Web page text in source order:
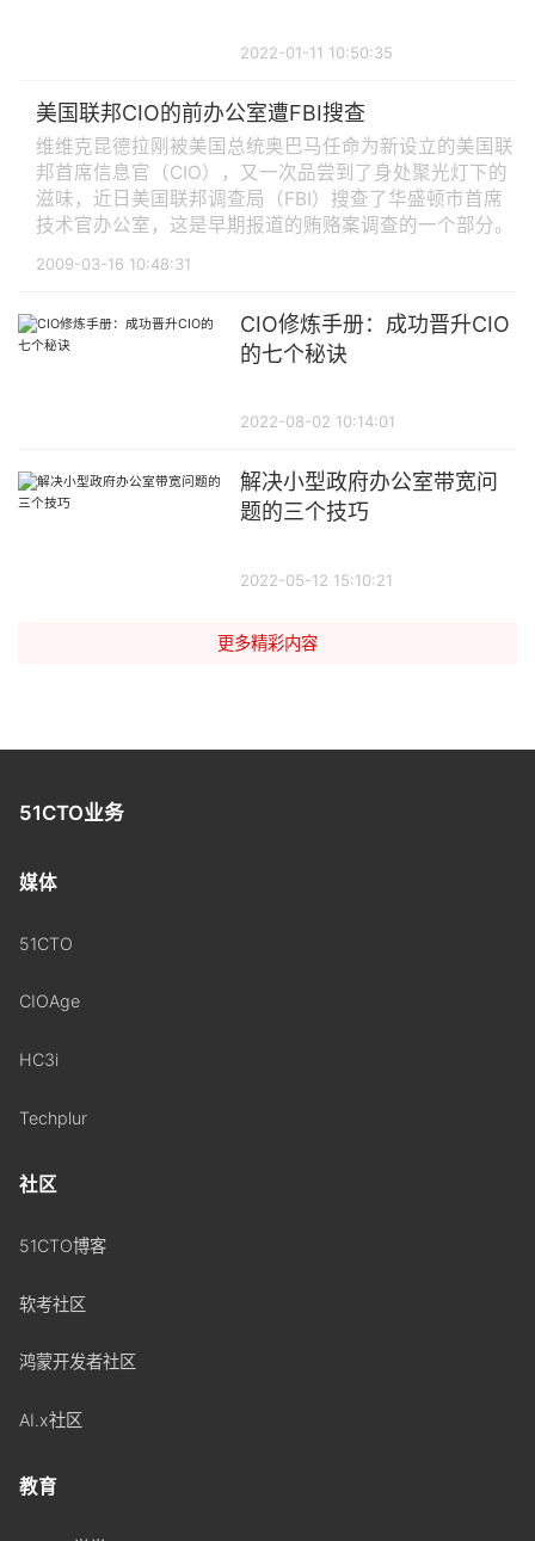
2022-01-11 10:50:35
美国联邦CIO的前办公室遭FBI搜查
维维克昆德拉刚被美国总统奥巴马任命为新设立的美国联
邦首席信息官（CIO），又一次品尝到了身处聚光灯下的
滋味，近日美国联邦调查局（FBI）搜查了华盛顿市首席
技术官办公室，这是早期报道的贿赂案调查的一个部分。
2009-03-16 10:48:31
CIO修炼手册：成功晋升CIO
的七个秘诀
2022-08-02 10:14:01
解决小型政府办公室带宽问
题的三个技巧
2022-05-12 15:10:21
更多精彩内容
51CTO业务
媒体
51CTO
CIOAge
HC3i
Techplur
社区
51CTO博客
软考社区
鸿蒙开发者社区
AI.x社区
教育